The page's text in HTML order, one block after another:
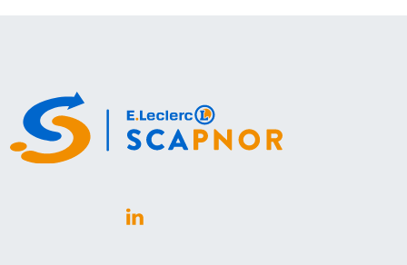
LinkedIn (s'ouvre dans un nouvel onglet)